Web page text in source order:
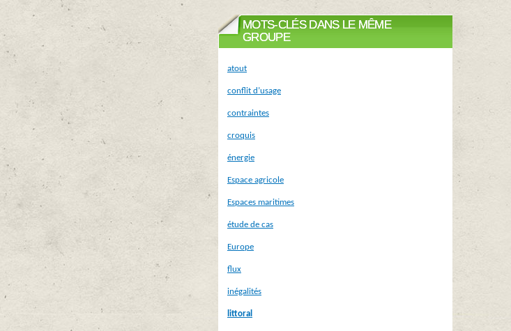
MOTS-CLÉS DANS LE MÊME
GROUPE
atout
conflit d’usage
contraintes
croquis
énergie
Espace agricole
Espaces maritimes
étude de cas
Europe
flux
inégalités
littoral